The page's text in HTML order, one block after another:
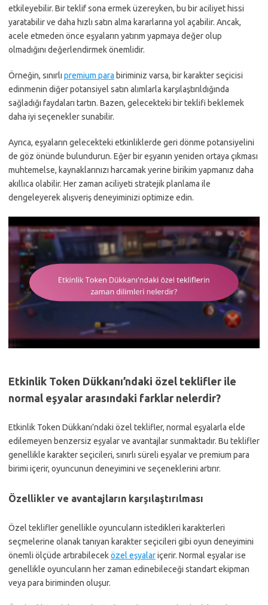
etkileyebilir. Bir teklif sona ermek üzereyken, bu bir aciliyet hissi
yaratabilir ve daha hızlı satın alma kararlarına yol açabilir. Ancak,
acele etmeden önce eşyaların yatırım yapmaya değer olup
olmadığını değerlendirmek önemlidir.
Örneğin, sınırlı premium para biriminiz varsa, bir karakter seçicisi
edinmenin diğer potansiyel satın alımlarla karşılaştırıldığında
sağladığı faydaları tartın. Bazen, gelecekteki bir teklifi beklemek
daha iyi seçenekler sunabilir.
Ayrıca, eşyaların gelecekteki etkinliklerde geri dönme potansiyelini
de göz önünde bulundurun. Eğer bir eşyanın yeniden ortaya çıkması
muhtemelse, kaynaklarınızı harcamak yerine birikim yapmanız daha
akıllıca olabilir. Her zaman aciliyeti stratejik planlama ile
dengeleyerek alışveriş deneyiminizi optimize edin.
Etkinlik Token Dükkanı’ndaki özel teklifler ile
normal eşyalar arasındaki farklar nelerdir?
Etkinlik Token Dükkanı’ndaki özel teklifler, normal eşyalarla elde
edilemeyen benzersiz eşyalar ve avantajlar sunmaktadır. Bu teklifler
genellikle karakter seçicileri, sınırlı süreli eşyalar ve premium para
birimi içerir, oyuncunun deneyimini ve seçeneklerini artırır.
Özellikler ve avantajların karşılaştırılması
Özel teklifler genellikle oyuncuların istedikleri karakterleri
seçmelerine olanak tanıyan karakter seçicileri gibi oyun deneyimini
önemli ölçüde artırabileceközel eşyalariçerir. Normal eşyalar ise
genellikle oyuncuların her zaman edinebileceği standart ekipman
veya para biriminden oluşur.